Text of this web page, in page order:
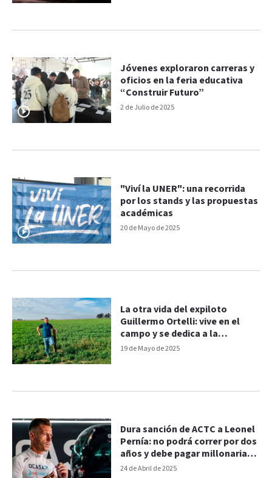
2 de Julio de 2025
Jóvenes exploraron carreras y
oficios en la feria educativa
“Construir Futuro”
20 de Mayo de 2025
"Viví la UNER": una recorrida
por los stands y las propuestas
académicas
19 de Mayo de 2025
La otra vida del expiloto
Guillermo Ortelli: vive en el
campo y se dedica a la
actividad agropecuaria
24 de Abril de 2025
Dura sanción de ACTC a Leonel
Pernía: no podrá correr por dos
años y debe pagar millonaria
multa